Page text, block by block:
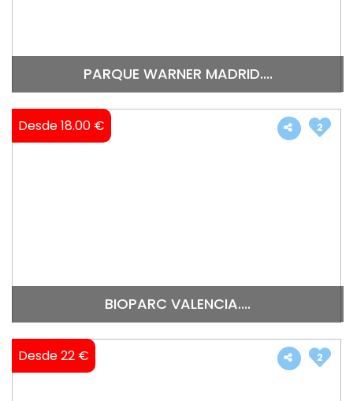
PARQUE WARNER MADRID....
Desde 18.00 €
BIOPARC VALENCIA....
2
Desde 22 € 2